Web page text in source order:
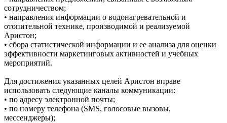
сотрудничеством;
• направления информации о водонагревательной и
отопительной технике, производимой и реализуемой
Аристон;
• сбора статистической информации и ее анализа для оценки
эффективности маркетинговых активностей и учебных
мероприятий.
Для достижения указанных целей Аристон вправе
использовать следующие каналы коммуникации:
• по адресу электронной почты;
• по номеру телефона (SMS, голосовые вызовы,
мессенджеры);